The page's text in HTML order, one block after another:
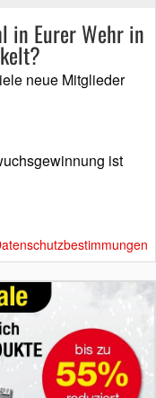
in Eurer Wehr in
neue Mitglieder
ist